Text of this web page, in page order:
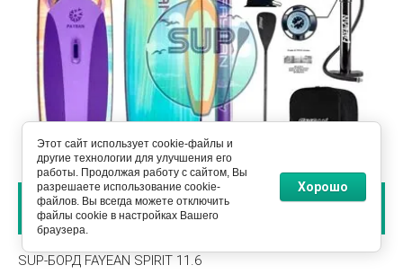
В КОРЗИНУ
SUP-БОРД FAYEAN SPIRIT 11.6
Этот сайт использует cookie-файлы и
другие технологии для улучшения его
работы. Продолжая работу с сайтом, Вы
разрешаете использование cookie-
файлов. Вы всегда можете отключить
файлы cookie в настройках Вашего
браузера.
Хорошо